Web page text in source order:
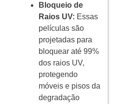
Bloqueio de
Raios UV: Essas
películas são
projetadas para
bloquear até 99%
dos raios UV,
protegendo
móveis e pisos da
degradação